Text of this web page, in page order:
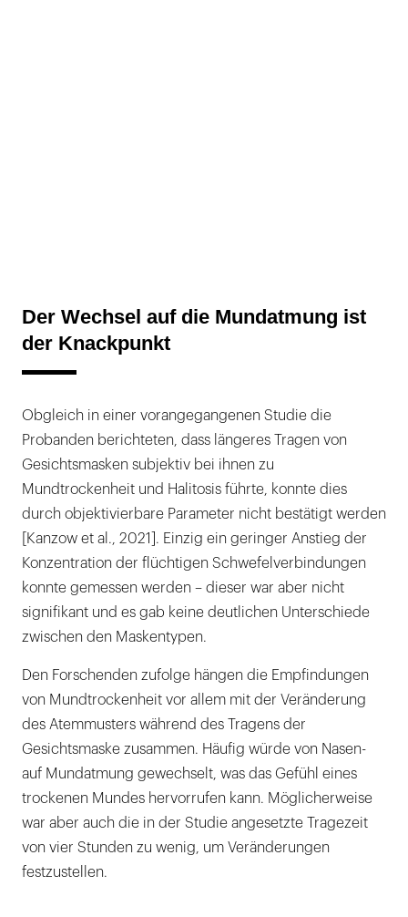
Der Wechsel auf die Mundatmung ist
der Knackpunkt
Obgleich in einer vorangegangenen Studie die
Probanden berichteten, dass längeres Tragen von
Gesichtsmasken subjektiv bei ihnen zu
Mundtrockenheit und Halitosis führte, konnte dies
durch objektivierbare Parameter nicht bestätigt werden
[Kanzow et al., 2021]. Einzig ein geringer Anstieg der
Konzentration der flüchtigen Schwefelverbindungen
konnte gemessen werden – dieser war aber nicht
signifikant und es gab keine deutlichen Unterschiede
zwischen den Maskentypen.
Den Forschenden zufolge hängen die Empfindungen
von Mundtrockenheit vor allem mit der Veränderung
des Atemmusters während des Tragens der
Gesichtsmaske zusammen. Häufig würde von Nasen-
auf Mundatmung gewechselt, was das Gefühl eines
trockenen Mundes hervorrufen kann. Möglicherweise
war aber auch die in der Studie angesetzte Tragezeit
von vier Stunden zu wenig, um Veränderungen
festzustellen.